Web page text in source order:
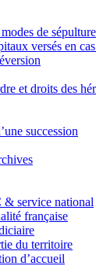
de sépulture
versés en
et droits des
succession
& service national
française
du territoire
d’accueil